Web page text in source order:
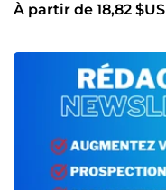
À partir de 18,82 $US